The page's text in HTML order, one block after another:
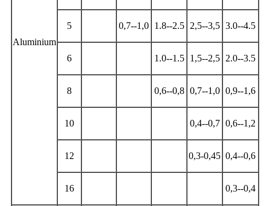
Aluminium
5 0,7--1,0 1.8--2.5 2,5--3,5 3.0--4.5
6 1.0--1.5 1,5--2,5 2.0--3.5
8 0,6--0,8 0,7--1,0 0,9--1,6
10 0,4--0,7 0,6--1,2
12 0,3-0,45 0,4--0,6
16 0,3--0,4